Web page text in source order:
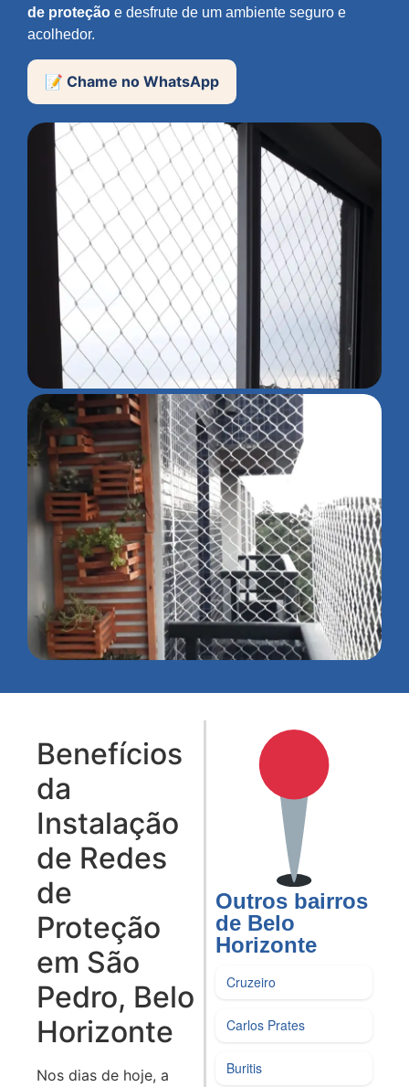
de proteção e desfrute de um ambiente seguro e
acolhedor.
📝 Chame no WhatsApp
Benefícios
da
Instalação
de Redes
de
Proteção
em São
Pedro, Belo
Horizonte
Nos dias de hoje, a
Outros bairros
de Belo
Horizonte
Cruzeiro
Carlos Prates
Buritis